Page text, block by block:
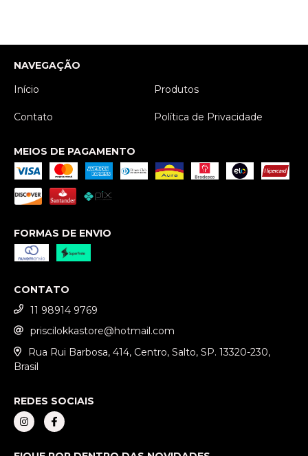
NAVEGAÇÃO
Início
Produtos
Contato Política de Privacidade
MEIOS DE PAGAMENTO
FORMAS DE ENVIO
CONTATO
11 98914 9769
priscilokkastore@hotmail.com
Rua Rui Barbosa, 414, Centro, Salto, SP. 13320-230,
Brasil
REDES SOCIAIS